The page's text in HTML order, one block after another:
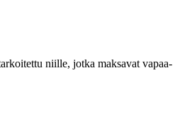
niille, jotka maksavat vapaa-